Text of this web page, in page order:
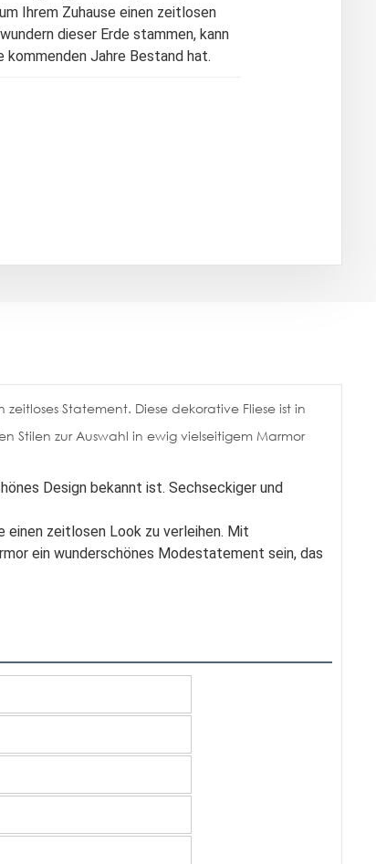
Ihrem Zuhause einen zeitlosen
dieser Erde stammen, kann
Jahre Bestand hat.
zeitloses Statement. Diese dekorative Fliese ist in
zur Auswahl in ewig vielseitigem Marmor
Design bekannt ist. Sechseckiger und
einen zeitlosen Look zu verleihen. Mit
ein wunderschönes Modestatement sein, das